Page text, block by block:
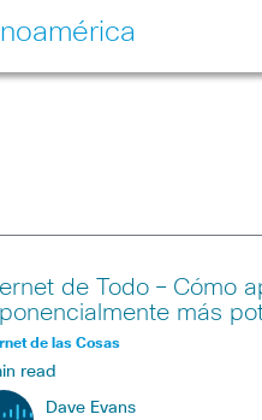
de Todo – Cómo
más
de las Cosas
read
Dave Evans